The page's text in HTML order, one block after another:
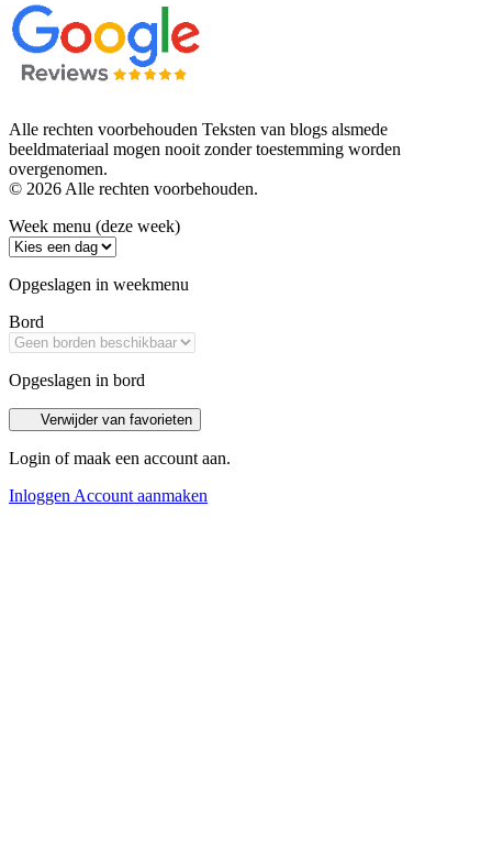
Alle rechten voorbehouden Teksten van blogs alsmede
beeldmateriaal mogen nooit zonder toestemming worden
overgenomen.
© 2026 Alle rechten voorbehouden.
Week menu (deze week)
Opgeslagen in weekmenu
Bord
Opgeslagen in bord
Verwijder van favorieten
Login of maak een account aan.
Inloggen Account aanmaken